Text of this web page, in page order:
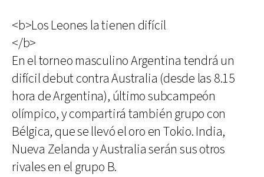
<b>Los Leones la tienen difícil
</b>
En el torneo masculino Argentina tendrá un
difícil debut contra Australia (desde las 8.15
hora de Argentina), último subcampeón
olímpico, y compartirá también grupo con
Bélgica, que se llevó el oro en Tokio. India,
Nueva Zelanda y Australia serán sus otros
rivales en el grupo B.